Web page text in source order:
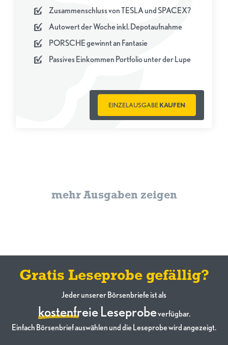
Zusammenschluss von TESLA und SPACEX?
Autowert der Woche inkl. Depotaufnahme
PORSCHE gewinnt an Fantasie
Passives Einkommen Portfolio unter der Lupe
EINZELAUSGABE KAUFEN
mehr Ausgaben zeigen
Gratis Leseprobe gefällig?
Jeder unserer Börsenbriefe ist als
kostenfreie Leseprobeverfügbar.
Einfach Börsenbrief auswählen und die Leseprobe wird angezeigt.